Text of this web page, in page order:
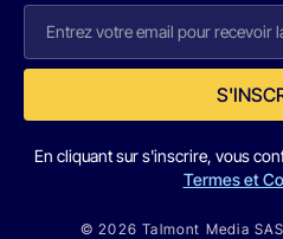
En cliquant sur s'inscrire, vous
Termes et
© 2026 Talmont Media